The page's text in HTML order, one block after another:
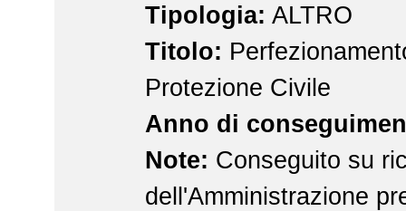
Tipologia: ALTRO
Titolo:
Protezione Civile
Anno di
Note: Conseguito su
dell'Amministrazione